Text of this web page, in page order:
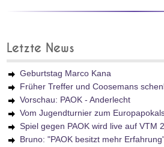
Letzte News
Geburtstag Marco Kana
Früher Treffer und Coosemans
Vorschau: PAOK - Anderlecht
Vom Jugendturnier zum
Spiel gegen PAOK wird live auf VTM
Bruno: "PAOK besitzt mehr